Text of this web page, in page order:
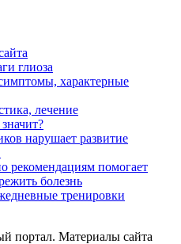
глиоза
характерные
лечение
нарушает развитие
рекомендациям помогает
болезнь
тренировки
портал. Материалы сайта